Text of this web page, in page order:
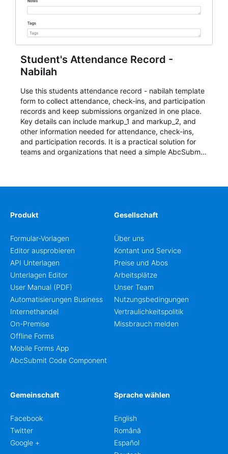
Student's Attendance Record -
Nabilah
Use this students attendance record - nabilah template
form to collect attendance, check-ins, and participation
records and keep submissions organized in one place.
Key details can include markup_1 and markup_2, and
other information needed for attendance, check-ins,
and participation records. It is a practical solution for
teams and organizations that need a simple AbcSubmit
Produkt
Formular-Vorlagen
Editor ausprobieren
API Unterlagen
Unterlagen Editor
User Manual (PDF)
Automatisierungen Business
Internethandel
On-Premise
Offline Forms
Mobile Forms App
AbcSubmit Code Component
Gesellschaft
Über uns
Kontant und Service
Preise und Abos
Arbeitsplätze
Unser Team
Nutzungsbedingungen
Vertraulichkeitspolitik
Missbrauch melden
Gemeinschaft
Facebook
Twitter
Google +
Sprache wählen
English
Română
Español